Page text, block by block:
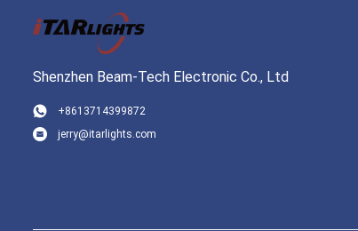
Shenzhen Beam-Tech Electronic Co., Ltd
+8613714399872
jerry@itarlights.com